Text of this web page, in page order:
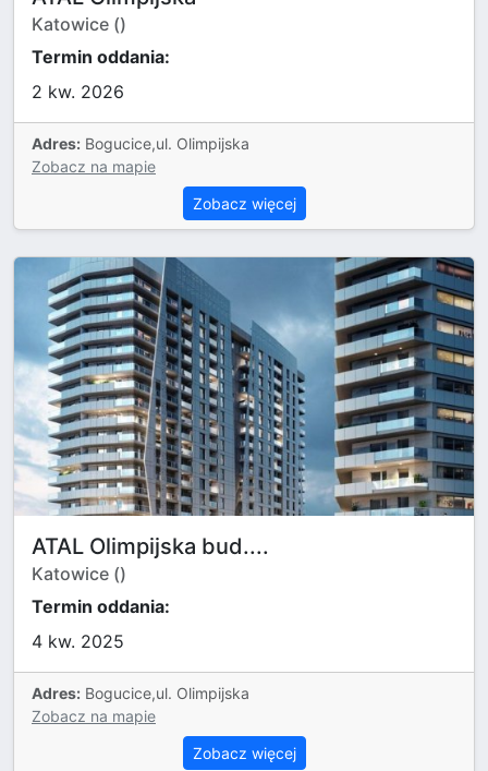
Katowice ()
Termin oddania:
2 kw. 2026
Adres: Bogucice,ul. Olimpijska
Zobacz na mapie
Zobacz więcej
ATAL Olimpijska bud....
Katowice ()
Termin oddania:
4 kw. 2025
Adres: Bogucice,ul. Olimpijska
Zobacz na mapie
Zobacz więcej